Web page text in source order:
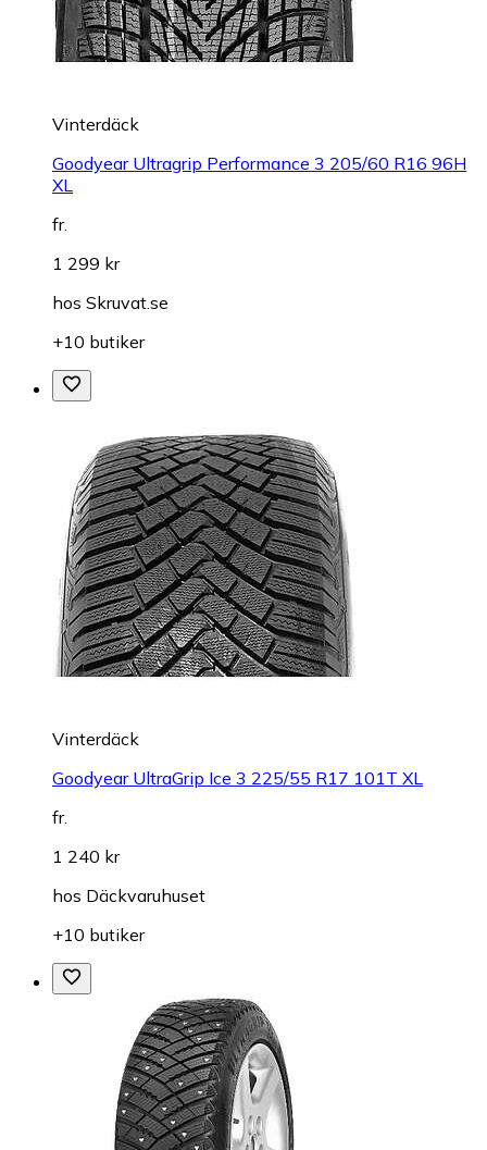
Vinterdäck
Goodyear Ultragrip Performance 3 205/60 R16 96H
XL
fr.
1 299 kr
hos Skruvat.se
+10 butiker
Vinterdäck
Goodyear UltraGrip Ice 3 225/55 R17 101T XL
fr.
1 240 kr
hos Däckvaruhuset
+10 butiker